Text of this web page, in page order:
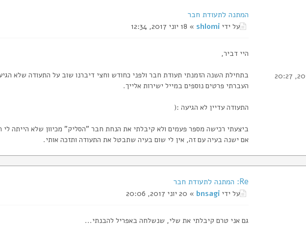
המתנה לתעודת חבר
על ידיshlomi » 18 יוני 2017, 12:34
היי דביר,
בתחילת השנה הזמנתי תעודת חבר ולפני כחודש וחצי דיברנו שוב על התעודה שלא
העברתי פרטים נוספים במייל ישירות אלייך.
התעודה עדיין לא הגיעה :(
ביצעתי רכישה מספר פעמים ולא קיבלתי את הנחת חבר "הסליק" מכיוון שלא הייתה לי
אם ישנה בעיה עם זה, אין לי שום בעיה שתבטל את התעודה ותזכה אותי.
Re: המתנה לתעודת חבר
על ידיbnsagi » 20 יוני 2017, 20:06
גם אני טרם קיבלתי את שלי, שנשלחה באפריל להבנתי...